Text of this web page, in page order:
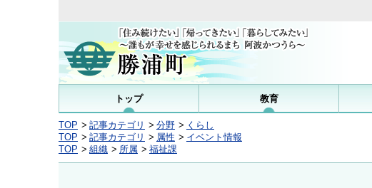
トップ 教育
TOP 記事カテゴリ 分野
くらし
TOP
記事カテゴリ 属性
イベント情報
TOP
組織 所属 福祉課